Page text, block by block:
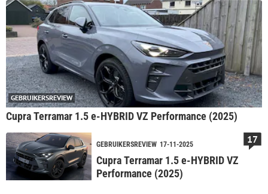
GEBRUIKERSREVIEW
Cupra Terramar 1.5 e-HYBRID VZ Performance (2025)
GEBRUIKERSREVIEW 17-11-2025
Cupra Terramar 1.5 e-HYBRID VZ
Performance (2025)
17